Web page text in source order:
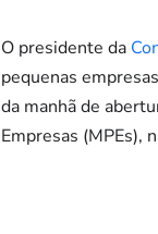
O presidente da
pequenas
da manhã de
Empresas (MPEs),